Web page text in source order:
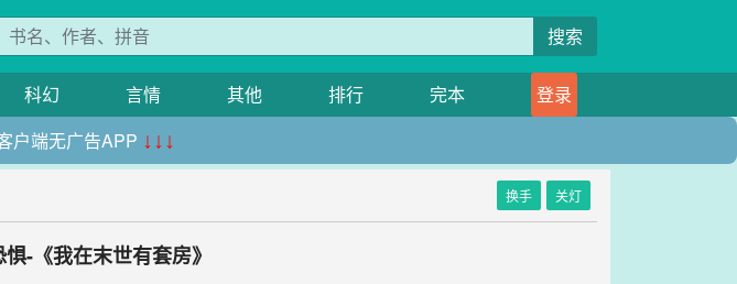
搜索
科幻 言情 其他 排行 完本
登录
户端无广告APP ↓↓↓
换手 关灯
-《我在末世有套房》